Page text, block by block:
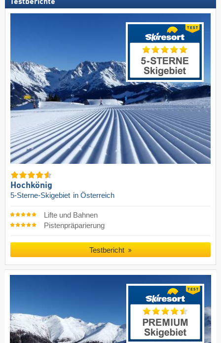
Testberichte
Hochkönig
5-Sterne-Skigebiet in Österreich
Lifte und Bahnen
Pistenpräparierung
Testbericht